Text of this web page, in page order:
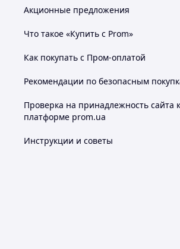
Акционные предложения
Что такое «Купить с Prom»
Как покупать с Пром-оплатой
Рекомендации по безопасным
Проверка на принадлежность сайта к
платформе prom.ua
Инструкции и советы